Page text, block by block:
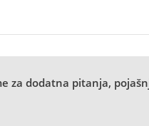
za dodatna pitanja,